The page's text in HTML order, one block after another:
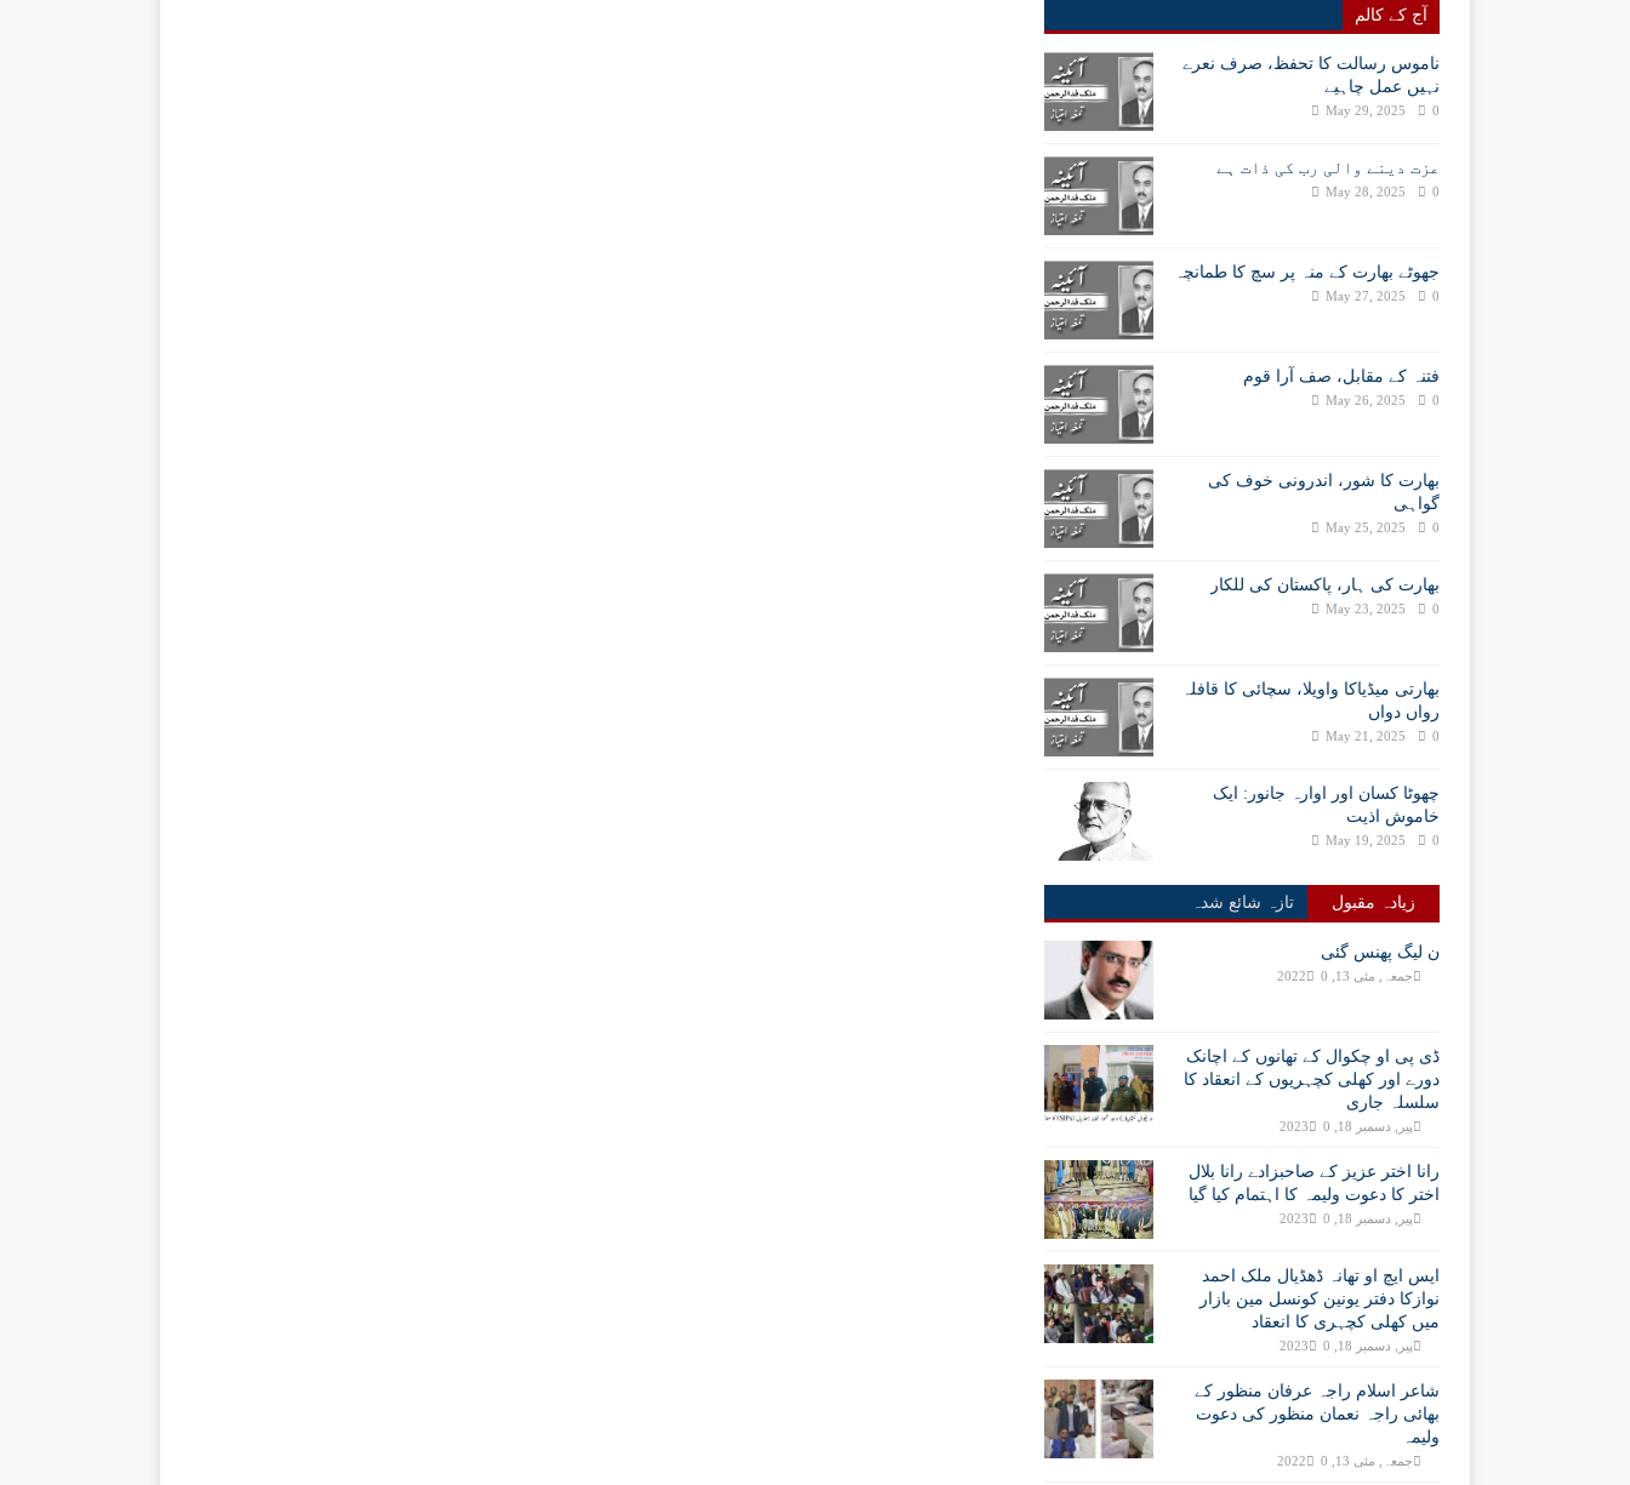
آج کے کالم
ناموس رسالت کا تحفظ، صرف نعرے
نہیں عمل چاہیے
May 29, 2025 0
عزت دینے والی رب کی ذات ہے
May 28, 2025 0
جھوٹے بھارت کے منہ پر سچ کا طمانچہ
May 27, 2025 0
فتنہ کے مقابل، صف آرا قوم
May 26, 2025 0
بھارت کا شور، اندرونی خوف کی
گواہی
May 25, 2025 0
بھارت کی ہار، پاکستان کی للکار
May 23, 2025 0
بھارتی میڈیاکا واویلا، سچائی کا قافلہ
رواں دواں
May 21, 2025 0
چھوٹا کسان اور اوارہ جانور: ایک
خاموش اذیت
May 19, 2025 0
زیادہ مقبول تازہ شائع شدہ
ن لیگ پھنس گئی
جمعہ, مئی 13, 2022 0
ڈی پی او چکوال کے تھانوں کے اچانک
دورے اور کھلی کچہریوں کے انعقاد کا
سلسلہ جاری
پیر, دسمبر 18, 2023 0
رانا اختر عزیز کے صاحبزادے رانا بلال
اختر کا دعوت ولیمہ کا اہتمام کیا گیا
پیر, دسمبر 18, 2023 0
ایس ایچ او تھانہ ڈھڈیال ملک احمد
نوازکا دفتر یونین کونسل مین بازار
میں کھلی کچہری کا انعقاد
پیر, دسمبر 18, 2023 0
شاعر اسلام راجہ عرفان منظور کے
بھائی راجہ نعمان منظور کی دعوت
ولیمہ
جمعہ, مئی 13, 2022 0